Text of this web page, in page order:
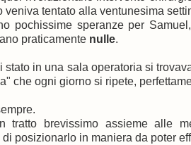
veniva tentato alla ventunesima
pochissime speranze per
praticamente nulle.
stato in una sala operatoria si
che ogni giorno si ripete,
tratto brevissimo assieme alle
posizionarlo in maniera da poter